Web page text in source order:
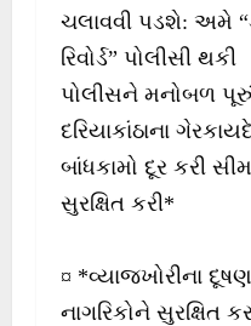
ચલાવવી પડશે: અમે
રિવોર્ડ” પોલીસી થકી
પોલીસને મનોબળ
દરિયાકાંઠાના
બાંધકામો દૂર કરી
સુરક્ષિત કરી*
¤ *વ્યાજખોરીના
નાગરિકોને સુરક્ષિત